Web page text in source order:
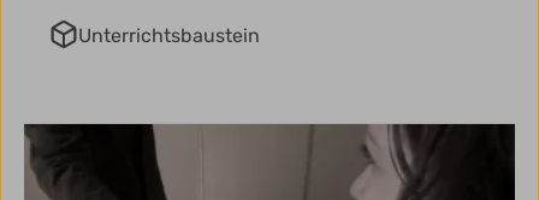
Unterrichtsbaustein